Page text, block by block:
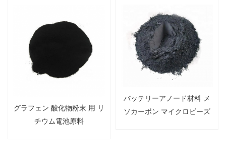
グラフェン 酸化物粉末 用 リ
チウム電池原料
バッテリーアノード材料 メ
ソカーボン マイクロビーズ